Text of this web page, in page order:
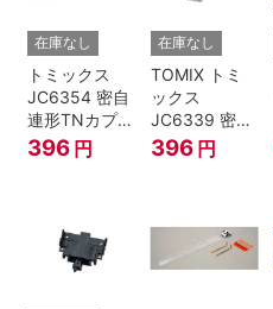
在庫なし
トミックス
JC6354 密自
連形TNカプラ
ーSP・黒(キ
ハ52-100用)
396 円
在庫なし
TOMIX トミ
ックス
JC6339 密連
形TNカプラー
(SP・グレ
転台側) 鉄道
模型 Nゲージ
396 円